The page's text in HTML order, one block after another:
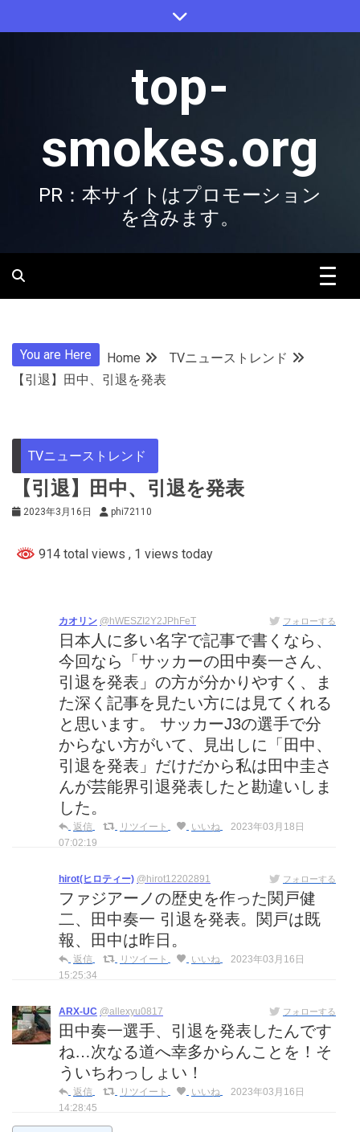
to
top-
smokes.org
PR：本サイトはプロモーション
を含みます。
You are Here Home
TVニューストレンド
【引退】田中、引退を発表
TVニューストレンド
【引退】田中、引退を発表
2023年3月16日 phi72110
914 total views , 1 views today
カオリン @hWESZI2Y2JPhFeT フォローする
日本人に多い名字で記事で書くなら、
今回なら「サッカーの田中奏一さん、
引退を発表」の方が分かりやすく、ま
た深く記事を見たい方には見てくれる
と思います。 サッカーJ3の選手で分
からない方がいて、見出しに「田中、
引退を発表」だけだから私は田中圭さ
んが芸能界引退発表したと勘違いしま
した。
返信 リツイート いいね
2023年03月18日
07:02:19
hirot(ヒロティー) @hirot12202891 フォローする
ファジアーノの歴史を作った関戸健
二、田中奏一 引退を発表。関戸は既
報、田中は昨日。
返信 リツイート いいね
2023年03月16日
15:25:34
ARX-UC @allexyu0817 フォローする
田中奏一選手、引退を発表したんです
ね…次なる道へ幸多からんことを！そ
ういちわっしょい！
返信 リツイート いいね
2023年03月16日
14:28:45